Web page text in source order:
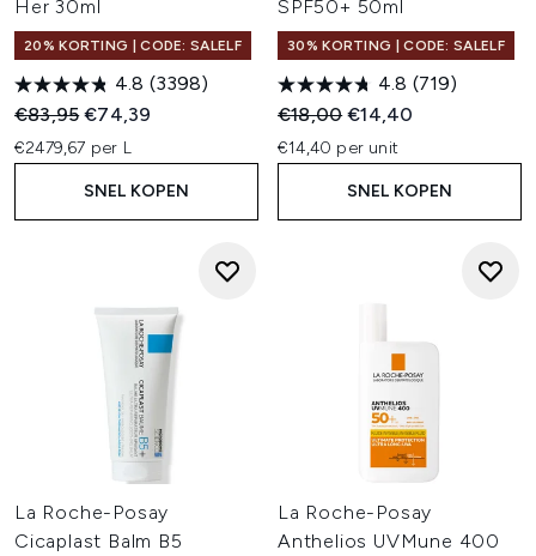
Her 30ml
20% KORTING | CODE: SALELF
4.8 (3398)
Recommended Retail Price:
€83,95Huidige prijs:
€74,39
€2479,67 per L
SNEL KOPEN
SPF50+ 50ml
30% KORTING | CODE: SALELF
4.8 (719)
Recommended Retail Price:
€18,00Huidige prijs:
€14,40
€14,40 per unit
SNEL KOPEN
La Roche-Posay
Cicaplast Balm B5
La Roche-Posay
Anthelios UVMune 400